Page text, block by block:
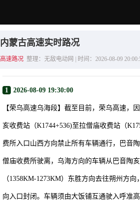
内蒙古高速实时路况
高速路况 整理：无敌电动网 | 时间：2026-08-09
1 2026-08-09 19:30:00
【荣乌高速乌海段】截至目前，荣乌高速，
亥收费站（K1744+536)至拉僧庙收费站（
费所入口山西方向禁止所有车辆通行，巴音
僧庙收费所驶离，乌海方向的车辆从巴音陶
（1358KM-1273KM）东胜方向去往朔州方
向入口封闭。车辆须由大饭铺互通驶入呼准